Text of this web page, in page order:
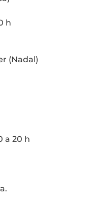
h
(Nadal)
a 20 h